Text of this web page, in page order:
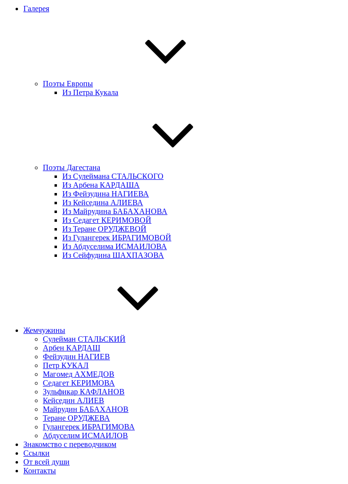
Галерея
Поэты Европы
Из Петра Кукала
Поэты Дагестана
Из Сулеймана СТАЛЬСКОГО
Из Арбена КАРДАША
Из Фейзудина НАГИЕВА
Из Кейседина АЛИЕВА
Из Майрудина БАБАХАНОВА
Из Седагет КЕРИМОВОЙ
Из Теране ОРУДЖЕВОЙ
Из Гулангерек ИБРАГИМОВОЙ
Из Абдуселима ИСМАИЛОВА
Из Сейфудина ШАХПАЗОВА
Жемчужины
Сулейман СТАЛЬСКИЙ
Арбен КАРДАШ
Фейзудин НАГИЕВ
Петр КУКАЛ
Магомед АХМЕДОВ
Седагет КЕРИМОВА
Зульфикар КАФЛАНОВ
Кейседин АЛИЕВ
Майрудин БАБАХАНОВ
Теране ОРУДЖЕВА
Гулангерек ИБРАГИМОВА
Абдуселим ИСМАИЛОВ
Знакомство с переводчиком
Ссылки
От всей души
Контакты